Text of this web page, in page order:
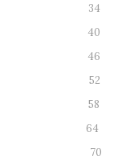
34
40
46
52
58
64
70